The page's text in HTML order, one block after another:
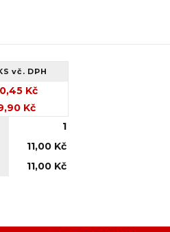
vč. DPH
Kč
Kč
1
11,00 Kč
11,00 Kč